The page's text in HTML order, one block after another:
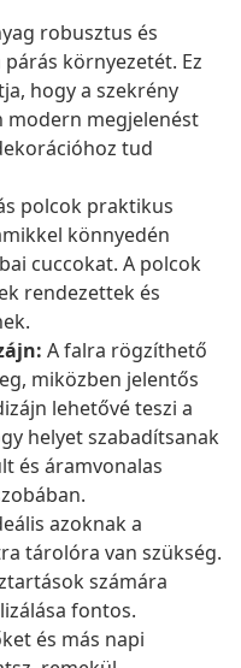
robusztus és
környezetét. Ez
hogy a szekrény
modern megjelenést
tud
polcok praktikus
könnyedén
cuccokat. A polcok
rendezettek és
A falra rögzíthető
miközben jelentős
lehetővé teszi a
helyet szabadítsanak
és áramvonalas
azoknak a
tárolóra van szükség.
számára
fontos.
és más napi